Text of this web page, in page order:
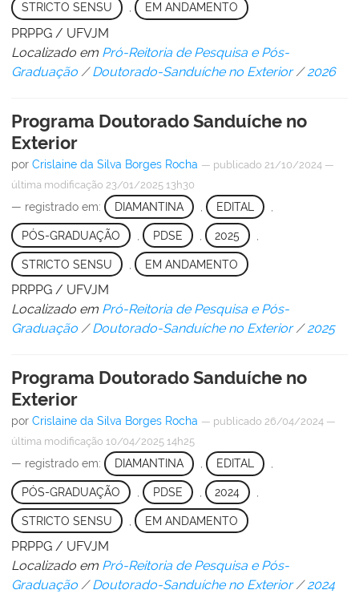
STRICTO SENSU , EM ANDAMENTO
PRPPG / UFVJM
Localizado em Pró-Reitoria de Pesquisa e Pós-
Graduação /Doutorado-Sanduíche no Exterior /2026
Programa Doutorado Sanduíche no
Exterior
por Crislaine da Silva Borges Rocha — publicado 21/10/2024 —
última modificação 23/01/2025 13h30
— registrado em: DIAMANTINA EDITAL
PÓS-GRADUAÇÃO PDSE 2025
STRICTO SENSU EM ANDAMENTO
PRPPG / UFVJM
Localizado em Pró-Reitoria de Pesquisa e Pós-
Graduação /Doutorado-Sanduíche no Exterior /2025
Programa Doutorado Sanduíche no
Exterior
por Crislaine da Silva Borges Rocha — publicado 26/04/2024 —
última modificação 10/04/2025 14h25
— registrado em: DIAMANTINA , EDITAL ,
PÓS-GRADUAÇÃO PDSE 2024
STRICTO SENSU EM ANDAMENTO
PRPPG / UFVJM
Localizado em Pró-Reitoria de Pesquisa e Pós-
Graduação /Doutorado-Sanduíche no Exterior /2024